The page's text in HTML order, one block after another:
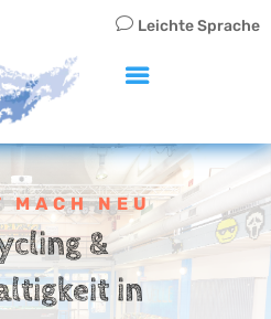
v Leichte Sprache
MACH NEU
&
in